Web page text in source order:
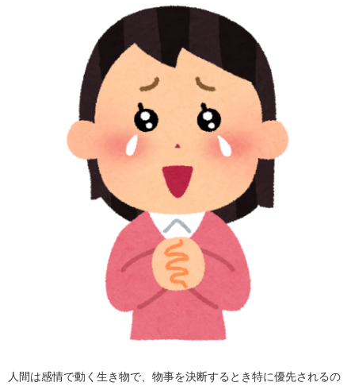
人間は感情で動く生き物で、物事を決断するとき特に優先されるの